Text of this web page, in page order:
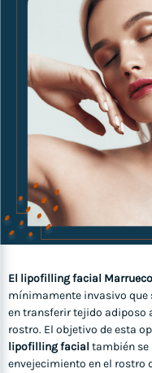
El lipofilling facial
mínimamente invasivo que
en transferir tejido adiposo
rostro. El objetivo de esta
lipofilling facial también se
envejecimiento en el rostro